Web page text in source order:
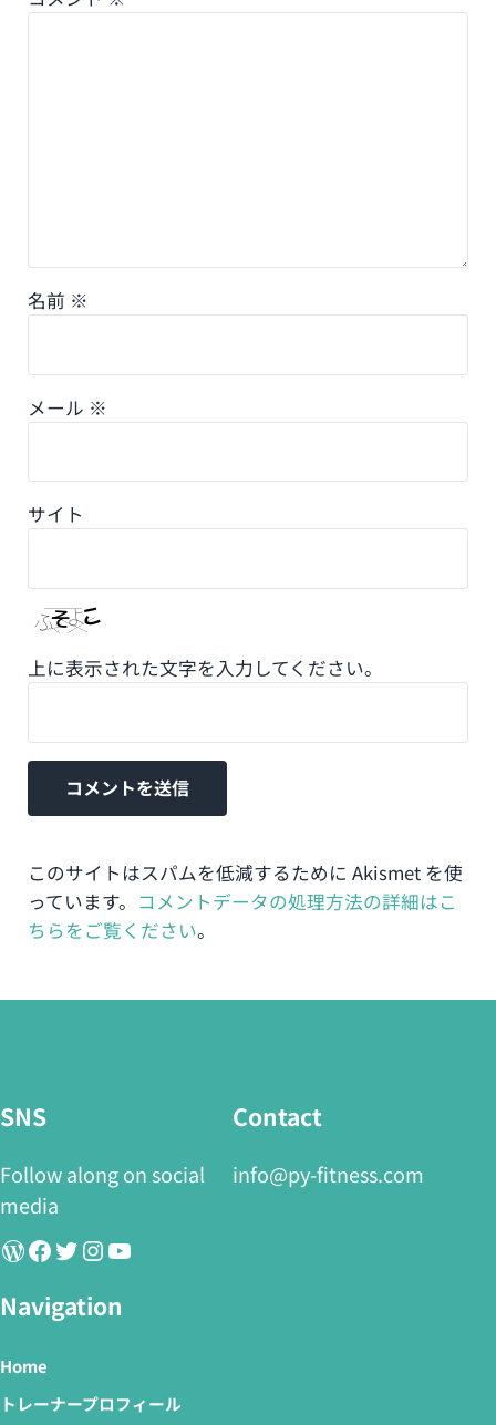
名前 ※
メール ※
サイト
上に表示された文字を入力してください。
このサイトはスパムを低減するために Akismet を使
っています。 コメントデータの処理方法の詳細はこ
ちらをご覧ください。
SNS
Follow along on social
media
WordPress
Facebook
Twitter
Instagram
YouTube
Contact
info@py-fitness.com
Navigation
Home
トレーナープロフィール